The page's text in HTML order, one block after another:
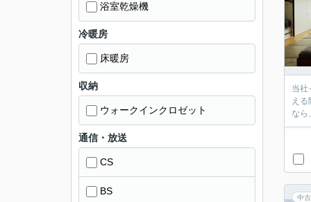
当社
え
なら
中
浴室乾燥機
冷暖房
床暖房
収納
ウォークインクロゼット
通信・放送
CS
BS